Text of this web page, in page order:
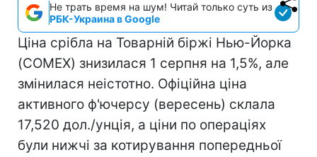
Не трать время на шум! Читай только суть из
РБК-Украина в Google
Ціна срібла на Товарній біржі Нью-Йорка
(COMEX) знизилася 1 серпня на 1,5%, але
змінилася неістотно. Офіційна ціна
активного ф'ючерсу (вересень) склала
17,520 дол./унція, а ціни по операціях
були нижчі за котирування попередньої